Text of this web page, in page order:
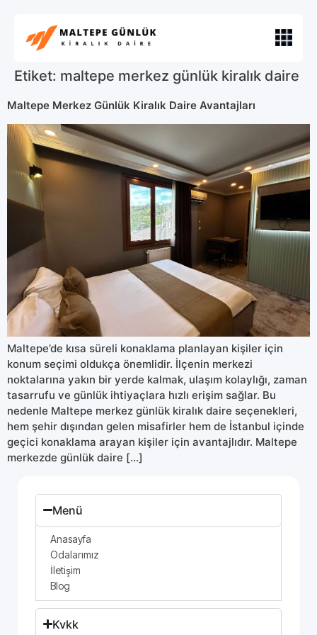
Etiket: maltepe merkez günlük kiralık daire
Maltepe Merkez Günlük Kiralık Daire Avantajları
Maltepe’de kısa süreli konaklama planlayan kişiler için
konum seçimi oldukça önemlidir. İlçenin merkezi
noktalarına yakın bir yerde kalmak, ulaşım kolaylığı, zaman
tasarrufu ve günlük ihtiyaçlara hızlı erişim sağlar. Bu
nedenle Maltepe merkez günlük kiralık daire seçenekleri,
hem şehir dışından gelen misafirler hem de İstanbul içinde
geçici konaklama arayan kişiler için avantajlıdır. Maltepe
merkezde günlük daire […]
Menü
Anasayfa
Odalarımız
İletişim
Blog
Kvkk